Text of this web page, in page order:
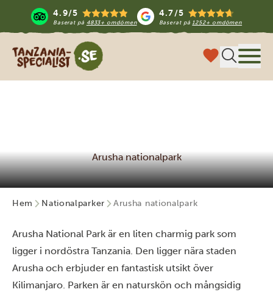
4.9/5
Baserat på 4833+ omdömen
4.7/5
Baserat på1252+ omdömen
Tanzania Specialist
Arusha nationalpark
Hem Nationalparker Arusha nationalpark
Arusha National Park är en liten charmig park som
ligger i nordöstra Tanzania. Den ligger nära staden
Arusha och erbjuder en fantastisk utsikt över
Kilimanjaro. Parken är en naturskön och mångsidig